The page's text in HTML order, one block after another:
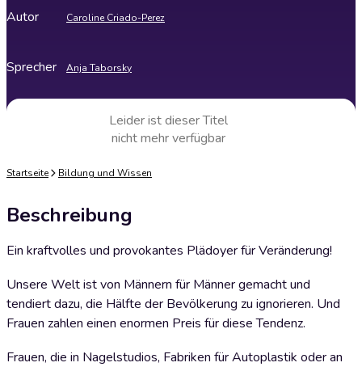
Autor Caroline Criado-Perez
Sprecher Anja Taborsky
Leider ist dieser Titel
nicht mehr verfügbar
Startseite Bildung und Wissen
Beschreibung
Ein kraftvolles und provokantes Plädoyer für Veränderung!
Unsere Welt ist von Männern für Männer gemacht und
tendiert dazu, die Hälfte der Bevölkerung zu ignorieren. Und
Frauen zahlen einen enormen Preis für diese Tendenz.
Frauen, die in Nagelstudios, Fabriken für Autoplastik oder an